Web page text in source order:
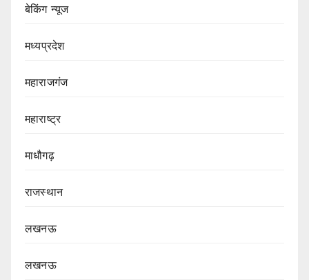
बेकिंग न्यूज
मध्यप्रदेश
महाराजगंज
महाराष्ट्र
माधौगढ़
राजस्थान
लखनऊ
लखनऊ